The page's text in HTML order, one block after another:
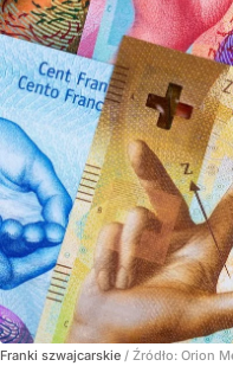
Franki szwajcarskie / Źródło: Orion